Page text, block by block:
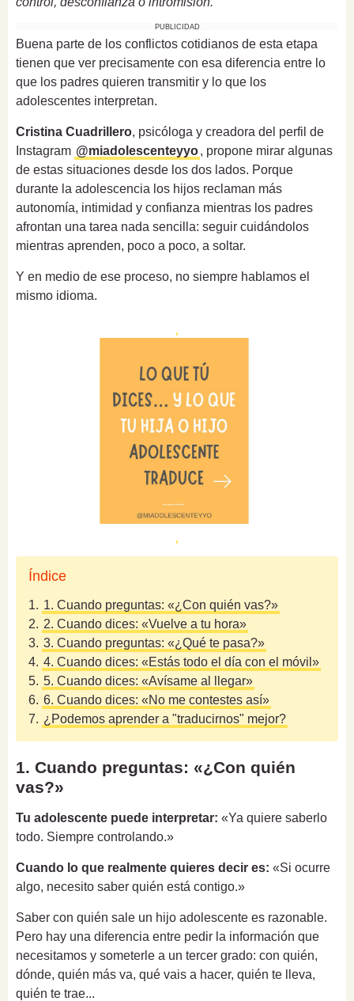
PUBLICIDAD
Buena parte de los conflictos cotidianos de esta etapa
tienen que ver precisamente con esa diferencia entre lo
que los padres quieren transmitir y lo que los
adolescentes interpretan.
Cristina Cuadrillero, psicóloga y creadora del perfil de
Instagram @miadolescenteyyo, propone mirar algunas
de estas situaciones desde los dos lados. Porque
durante la adolescencia los hijos reclaman más
autonomía, intimidad y confianza mientras los padres
afrontan una tarea nada sencilla: seguir cuidándolos
mientras aprenden, poco a poco, a soltar.
Y en medio de ese proceso, no siempre hablamos el
mismo idioma.
Índice
1. 1. Cuando preguntas: «¿Con quién vas?»
2. 2. Cuando dices: «Vuelve a tu hora»
3. 3. Cuando preguntas: «¿Qué te pasa?»
4. 4. Cuando dices: «Estás todo el día con el móvil»
5. 5. Cuando dices: «Avísame al llegar»
6. 6. Cuando dices: «No me contestes así»
7. ¿Podemos aprender a "traducirnos" mejor?
1. Cuando preguntas: «¿Con quién
vas?»
Tu adolescente puede interpretar: «Ya quiere saberlo
todo. Siempre controlando.»
Cuando lo que realmente quieres decir es: «Si ocurre
algo, necesito saber quién está contigo.»
Saber con quién sale un hijo adolescente es razonable.
Pero hay una diferencia entre pedir la información que
necesitamos y someterle a un tercer grado: con quién,
dónde, quién más va, qué vais a hacer, quién te lleva,
quién te trae...